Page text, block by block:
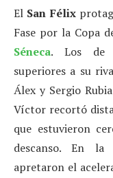
El San Félix
Fase por la Copa
Séneca. Los de
superiores a su
Álex y Sergio
Víctor recortó
que estuvieron
descanso. En la
apretaron el